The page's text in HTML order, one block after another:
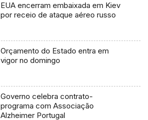
EUA encerram embaixada em Kiev
por receio de ataque aéreo russo
Orçamento do Estado entra em
vigor no domingo
Governo celebra contrato-
programa com Associação
Alzheimer Portugal